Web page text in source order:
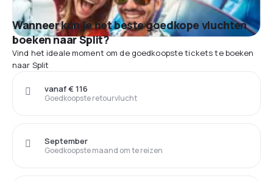
Wanneer kun je het beste goedkope vluchten
boeken naar Split?
Vind het ideale moment om de goedkoopste tickets te boeken
naar Split
Goedkoopste retourvlucht
vanaf € 116
Goedkoopste maand om te reizen
September